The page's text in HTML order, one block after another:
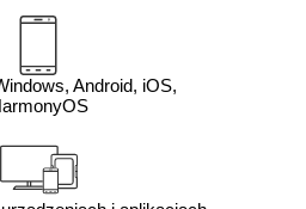
Android, iOS,